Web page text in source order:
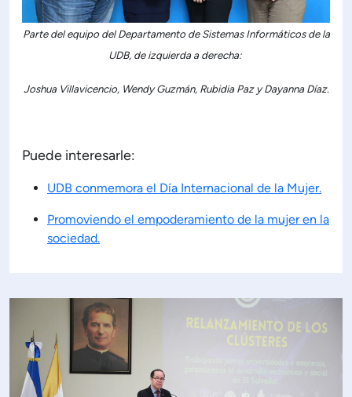
Parte del equipo del Departamento de Sistemas Informáticos de la
UDB, de izquierda a derecha:
Joshua Villavicencio, Wendy Guzmán, Rubidia Paz y Dayanna Díaz.
Puede interesarle:
UDB conmemora el Día Internacional de la Mujer.
Promoviendo el empoderamiento de la mujer en la
sociedad.